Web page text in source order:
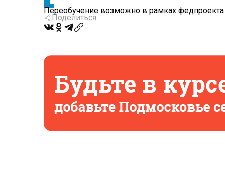
Переобучение возможно в рамках федпроекта
Поделиться